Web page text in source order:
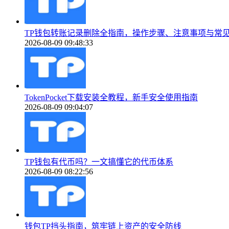
TP钱包转账记录删除全指南，操作步骤、注意事项与常
2026-08-09 09:48:33
TokenPocket下载安装全教程，新手安全使用指南
2026-08-09 09:04:07
TP钱包有代币吗？一文搞懂它的代币体系
2026-08-09 08:22:56
钱包TP挡头指南，筑牢链上资产的安全防线